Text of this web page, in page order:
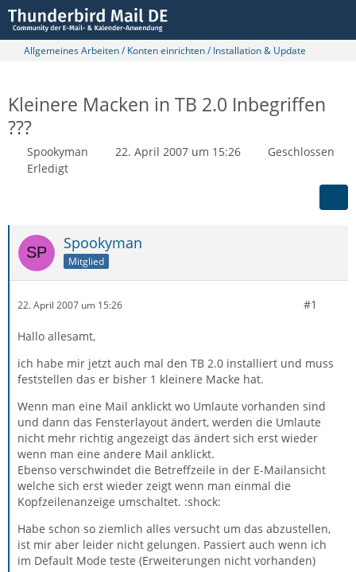
Allgemeines Arbeiten / Konten einrichten / Installation & Update
Kleinere Macken in TB 2.0 Inbegriffen
???
Spookyman 22. April 2007 um 15:26
Geschlossen
Erledigt
Spookyman
Mitglied
22. April 2007 um 15:26 #1
Hallo allesamt,
ich habe mir jetzt auch mal den TB 2.0 installiert und muss
feststellen das er bisher 1 kleinere Macke hat.
Wenn man eine Mail anklickt wo Umlaute vorhanden sind
und dann das Fensterlayout ändert, werden die Umlaute
nicht mehr richtig angezeigt das ändert sich erst wieder
wenn man eine andere Mail anklickt.
Ebenso verschwindet die Betreffzeile in der E-Mailansicht
welche sich erst wieder zeigt wenn man einmal die
Kopfzeilenanzeige umschaltet. :shock:
Habe schon so ziemlich alles versucht um das abzustellen,
ist mir aber leider nicht gelungen. Passiert auch wenn ich
im Default Mode teste (Erweiterungen nicht vorhanden)